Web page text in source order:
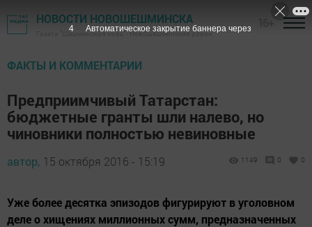
НОВОСТИ НОВОШЕШМИНСКА
Газета "Шешминская новь" - Новошешминский район
ФАКТЫ И КОММЕНТАРИИ
Предприимчивый Татарстан:
бюджетные гранты шли налево, но
чиновники полностью невиновные
автор, 15 октября 2016 - 15:19 1149 0 0
Уже более десятка эпизодов фигурируют в уголовном
деле о хищениях миллионных сумм, предназначенных
3 Автоматическое закрытие баннера через